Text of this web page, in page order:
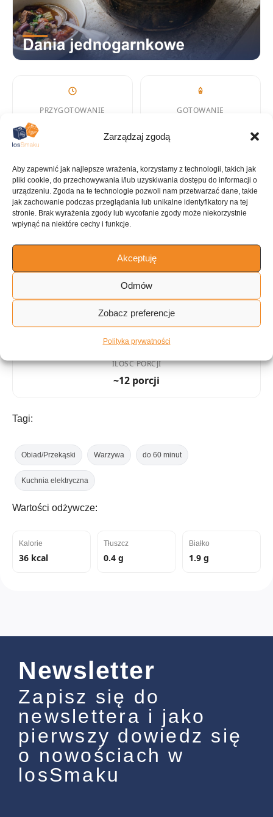
Zarządzaj zgodą
Aby zapewnić jak najlepsze wrażenia, korzystamy z technologii, takich jak
pliki cookie, do przechowywania i/lub uzyskiwania dostępu do informacji o
urządzeniu. Zgoda na te technologie pozwoli nam przetwarzać dane, takie
jak zachowanie podczas przeglądania lub unikalne identyfikatory na tej
stronie. Brak wyrażenia zgody lub wycofanie zgody może niekorzystnie
wpłynąć na niektóre cechy i funkcje.
Akceptuję
Odmów
Zobacz preferencje
Polityka prywatności
PRZYGOTOWANIE GOTOWANIE
KALORIE
36 kcal
KATEGORIA
Dania
jednogarnkowe
KUCHNIA
Wegetariańska
ILOŚĆ PORCJI
~12 porcji
Tagi:
Obiad/Przekąski Warzywa do 60 minut
Kuchnia elektryczna
Wartości odżywcze:
Kalorie
36 kcal
Tłuszcz
0.4 g
Białko
1.9 g
Newsletter
Zapisz się do
newslettera i jako
pierwszy dowiedz się
o nowościach w
losSmaku